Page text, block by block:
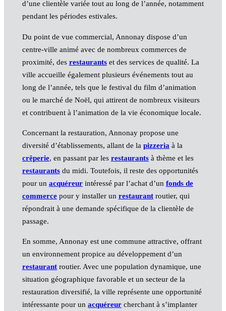
d’une clientèle variée tout au long de l’année, notamment
pendant les périodes estivales.
Du point de vue commercial, Annonay dispose d’un
centre-ville animé avec de nombreux commerces de
proximité, des restaurantset des services de qualité. La
ville accueille également plusieurs événements tout au
long de l’année, tels que le festival du film d’animation
ou le marché de Noël, qui attirent de nombreux visiteurs
et contribuent à l’animation de la vie économique locale.
Concernant la restauration, Annonay propose une
diversité d’établissements, allant de la pizzeria à la
crêperie, en passant par les restaurantsà thème et les
restaurantsdu midi. Toutefois, il reste des opportunités
pour un acquéreurintéressé par l’achat d’un fonds de
commercepour y installer un restaurantroutier, qui
répondrait à une demande spécifique de la clientèle de
passage.
En somme, Annonay est une commune attractive, offrant
un environnement propice au développement d’un
restaurantroutier. Avec une population dynamique, une
situation géographique favorable et un secteur de la
restauration diversifié, la ville représente une opportunité
intéressante pour un acquéreurcherchant à s’implanter